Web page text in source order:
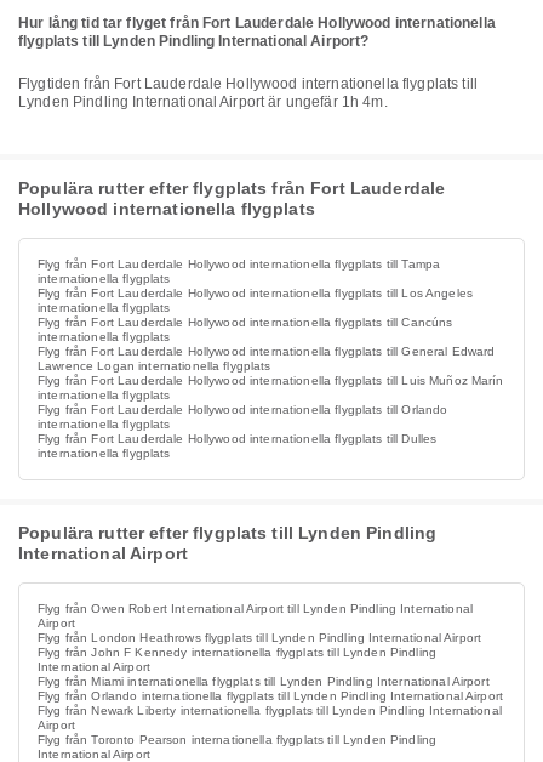
Hur lång tid tar flyget från Fort Lauderdale Hollywood internationella
flygplats till Lynden Pindling International Airport?
Flygtiden från Fort Lauderdale Hollywood internationella flygplats till
Lynden Pindling International Airport är ungefär 1h 4m.
Populära rutter efter flygplats från Fort Lauderdale
Hollywood internationella flygplats
Flyg från Fort Lauderdale Hollywood internationella flygplats till Tampa
internationella flygplats
Flyg från Fort Lauderdale Hollywood internationella flygplats till Los Angeles
internationella flygplats
Flyg från Fort Lauderdale Hollywood internationella flygplats till Cancúns
internationella flygplats
Flyg från Fort Lauderdale Hollywood internationella flygplats till General Edward
Lawrence Logan internationella flygplats
Flyg från Fort Lauderdale Hollywood internationella flygplats till Luis Muñoz Marín
internationella flygplats
Flyg från Fort Lauderdale Hollywood internationella flygplats till Orlando
internationella flygplats
Flyg från Fort Lauderdale Hollywood internationella flygplats till Dulles
internationella flygplats
Populära rutter efter flygplats till Lynden Pindling
International Airport
Flyg från Owen Robert International Airport till Lynden Pindling International
Airport
Flyg från London Heathrows flygplats till Lynden Pindling International Airport
Flyg från John F Kennedy internationella flygplats till Lynden Pindling
International Airport
Flyg från Miami internationella flygplats till Lynden Pindling International Airport
Flyg från Orlando internationella flygplats till Lynden Pindling International Airport
Flyg från Newark Liberty internationella flygplats till Lynden Pindling International
Airport
Flyg från Toronto Pearson internationella flygplats till Lynden Pindling
International Airport